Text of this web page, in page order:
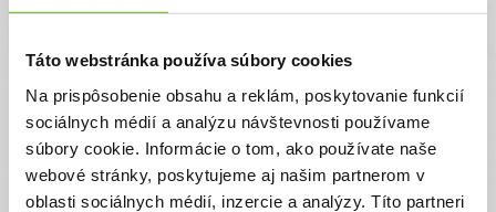
Táto webstránka používa súbory cookies
Na prispôsobenie obsahu a reklám, poskytovanie funkcií
sociálnych médií a analýzu návštevnosti používame
súbory cookie. Informácie o tom, ako používate naše
webové stránky, poskytujeme aj našim partnerom v
oblasti sociálnych médií, inzercie a analýzy. Títo partneri
Kontaktné údaje
V prípade akýchkoľvek otázok nás neváhajte kontaktovať
emailom, alebo telefonicky.
ĽUDIA ĽUĎOM, n. o.